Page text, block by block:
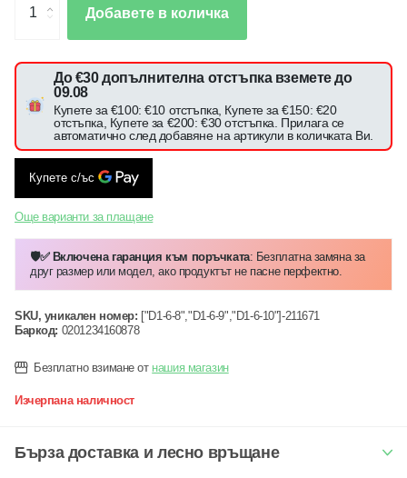
Добавете в количка
До €30 допълнителна отстъпка вземете до
09.08
Купете за €100: €10 отстъпка, Купете за €150: €20
отстъпка, Купете за €200: €30 отстъпка. Прилага се
автоматично след добавяне на артикули в количката Ви.
Още варианти за плащане
🛡️✅ Включена гаранция към поръчката: Безплатна замяна за
друг размер или модел, ако продуктът не пасне перфектно.
SKU, уникален номер: ["D1-6-8","D1-6-9","D1-6-10"]-211671
Баркод: 0201234160878
Безплатно взимане от нашия магазин
Изчерпана наличност
Бърза доставка и лесно връщане